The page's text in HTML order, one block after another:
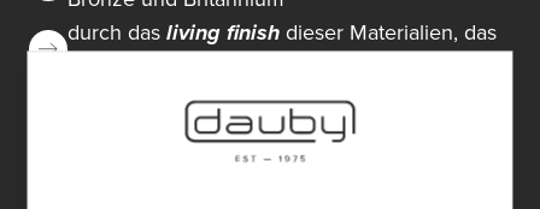
durch dasliving finishdieser Materialien, das
durch das Gussverfahren, bei dem
Unregelmäßigkeiten in den Beschlägen